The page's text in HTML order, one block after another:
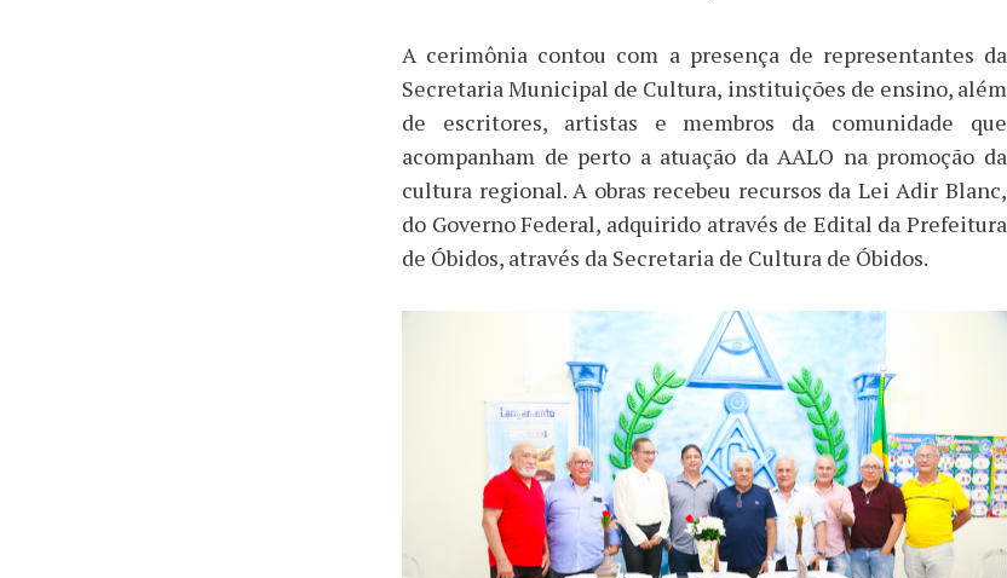
A cerimônia contou com a presença de representantes da
Secretaria Municipal de Cultura, instituições de ensino, além
de escritores, artistas e membros da comunidade que
acompanham de perto a atuação da AALO na promoção da
cultura regional. A obras recebeu recursos da Lei Adir Blanc,
do Governo Federal, adquirido através de Edital da Prefeitura
de Óbidos, através da Secretaria de Cultura de Óbidos.